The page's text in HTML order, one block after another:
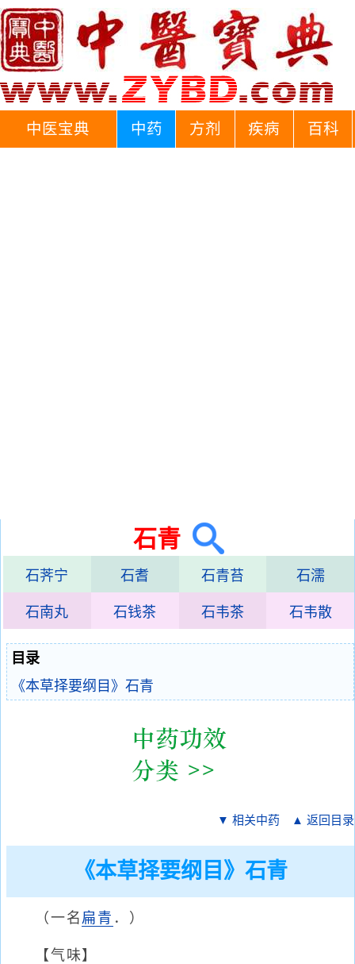
中医宝典 中药 方剂 疾病 百科
石青
石荠宁 石耆 石青苔 石濡
石南丸 石钱茶 石韦茶 石韦散
目录
《本草择要纲目》石青
▼ 相关中药 ▲ 返回目录
《本草择要纲目》石青
（一名 扁青 ．）
【气味】